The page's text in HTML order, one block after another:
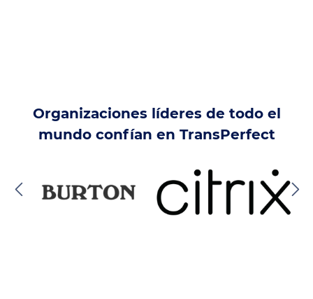
Organizaciones líderes de todo el
mundo confían en TransPerfect